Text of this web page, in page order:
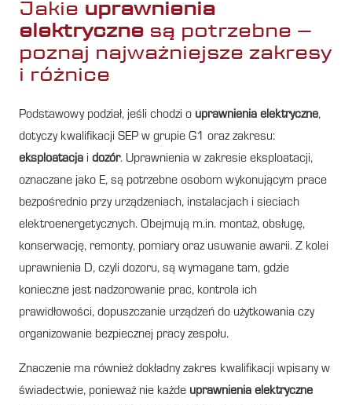
Jakie uprawnienia
elektryczne są potrzebne –
poznaj najważniejsze zakresy
i różnice
Podstawowy podział, jeśli chodzi o uprawnienia elektryczne,
dotyczy kwalifikacji SEP w grupie G1 oraz zakresu:
eksploatacja i dozór. Uprawnienia w zakresie eksploatacji,
oznaczane jako E, są potrzebne osobom wykonującym prace
bezpośrednio przy urządzeniach, instalacjach i sieciach
elektroenergetycznych. Obejmują m.in. montaż, obsługę,
konserwację, remonty, pomiary oraz usuwanie awarii. Z kolei
uprawnienia D, czyli dozoru, są wymagane tam, gdzie
konieczne jest nadzorowanie prac, kontrola ich
prawidłowości, dopuszczanie urządzeń do użytkowania czy
organizowanie bezpiecznej pracy zespołu.
Znaczenie ma również dokładny zakres kwalifikacji wpisany w
świadectwie, ponieważ nie każde uprawnienia elektryczne